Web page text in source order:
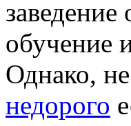
заведение
обучение
Однако,
недорого